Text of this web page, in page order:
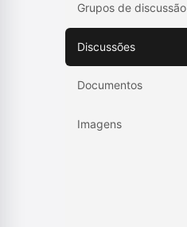
Grupos de discussão
Discussões
Documentos
Imagens